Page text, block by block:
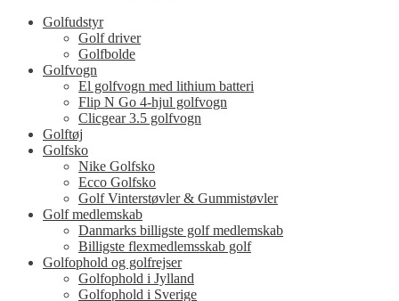
Golfudstyr
Golf driver
Golfbolde
Golfvogn
El golfvogn med lithium batteri
Flip N Go 4-hjul golfvogn
Clicgear 3.5 golfvogn
Golftøj
Golfsko
Nike Golfsko
Ecco Golfsko
Golf Vinterstøvler & Gummistøvler
Golf medlemskab
Danmarks billigste golf medlemskab
Billigste flexmedlemsskab golf
Golfophold og golfrejser
Golfophold i Jylland
Golfophold i Sverige